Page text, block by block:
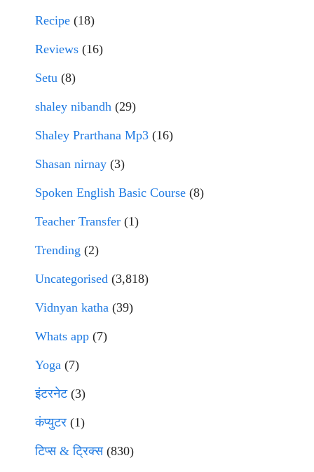
Recipe (18)
Reviews (16)
Setu (8)
shaley nibandh (29)
Shaley Prarthana Mp3 (16)
Shasan nirnay (3)
Spoken English Basic Course (8)
Teacher Transfer (1)
Trending (2)
Uncategorised (3,818)
Vidnyan katha (39)
Whats app (7)
Yoga (7)
इंटरनेट(3)
कंप्युटर (1)
टिप्स & ट्रिक्स(830)